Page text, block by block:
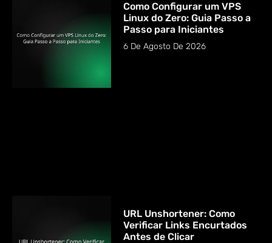
Como Configurar um VPS
Linux do Zero: Guia Passo a
Passo para Iniciantes
6 De Agosto De 2026
URL Unshortener: Como
Verificar Links Encurtados
Antes de Clicar